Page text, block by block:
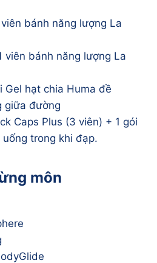
bánh năng lượng La
viên bánh năng lượng La
Gel hạt chia Huma đề
giữa đường
Caps Plus (3 viên) + 1 gói
uống trong khi đạp.
môn